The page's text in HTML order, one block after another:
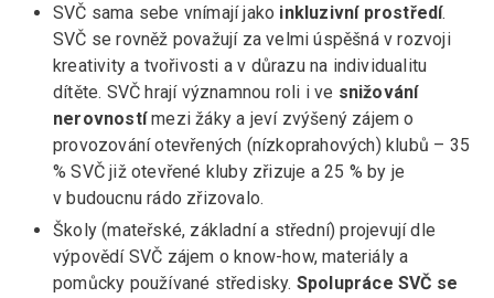
SVČ sama sebe vnímají jako inkluzivní prostředí.
SVČ se rovněž považují za velmi úspěšná v rozvoji
kreativity a tvořivosti a v důrazu na individualitu
dítěte. SVČ hrají významnou roli i ve snižování
nerovnostímezi žáky a jeví zvýšený zájem o
provozování otevřených (nízkoprahových) klubů – 35
% SVČ již otevřené kluby zřizuje a 25 % by je
v budoucnu rádo zřizovalo.
Školy (mateřské, základní a střední) projevují dle
výpovědí SVČ zájem o know-how, materiály a
pomůcky používané středisky. Spolupráce SVČ se